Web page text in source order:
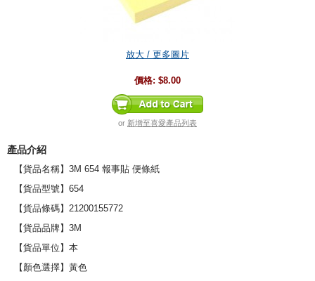
放大 / 更多圖片
價格: $8.00
or 新增至喜愛產品列表
產品介紹
【貨品名稱】3M 654 報事貼 便條紙
【貨品型號】654
【貨品條碼】21200155772
【貨品品牌】3M
【貨品單位】本
【顏色選擇】黃色